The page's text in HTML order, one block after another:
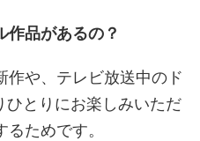
作品があるの？
作や、テレビ放送中のド
ひとりにお楽しみいただ
ためです。